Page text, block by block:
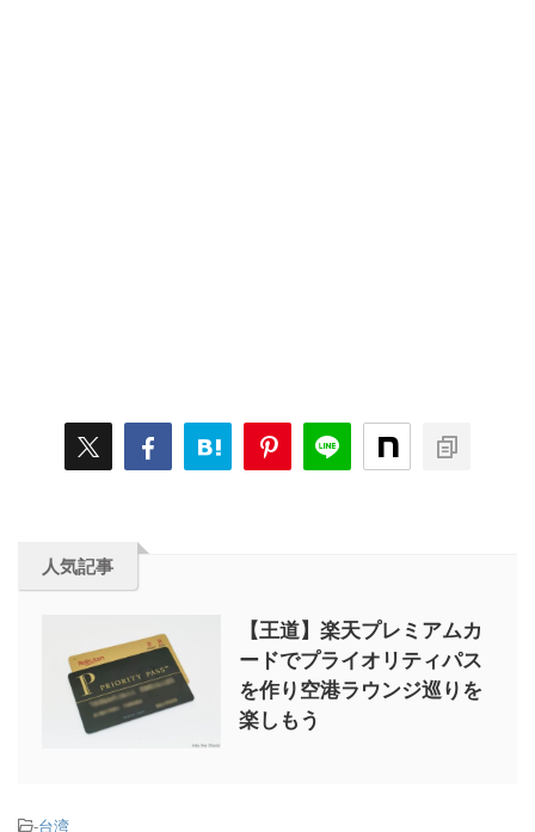
人気記事
【王道】楽天プレミアムカ
ードでプライオリティパス
を作り空港ラウンジ巡りを
楽しもう
-台湾